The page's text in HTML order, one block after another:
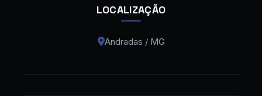
Lixadeira de Rebarba
Maquina de Corte a Laser Ferro
LOCALIZAÇÃO
Andradas / MG